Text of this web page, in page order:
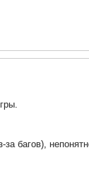
багов),